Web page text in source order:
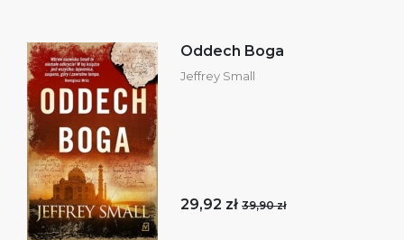
Oddech Boga
Jeffrey Small
29,92 zł 39,90 zł